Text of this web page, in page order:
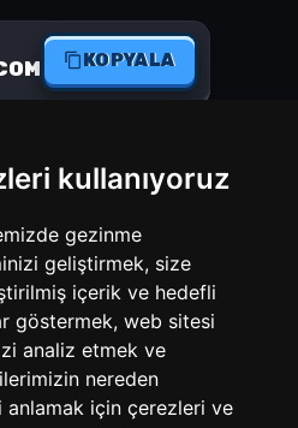
kullanıyoruz
gezinme
geliştirmek, size
içerik ve hedefli
göstermek, web sitesi
analiz etmek ve
nereden
anlamak için çerezleri ve
KOPYALA
Instagram
Türkçe
HUF